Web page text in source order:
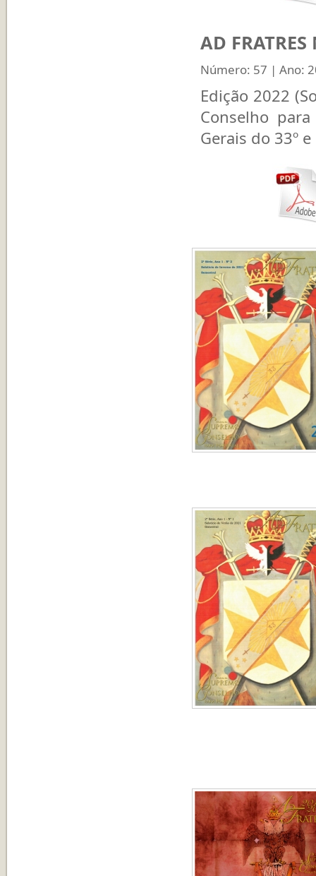
AD
Número: 57 | Ano:
Edição 2022
Conselho
Gerais do 33º